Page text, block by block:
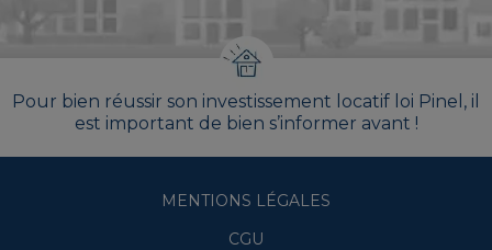
Pour bien réussir son investissement locatif loi Pinel, il
est important de bien s’informer avant !
MENTIONS LÉGALES
CGU